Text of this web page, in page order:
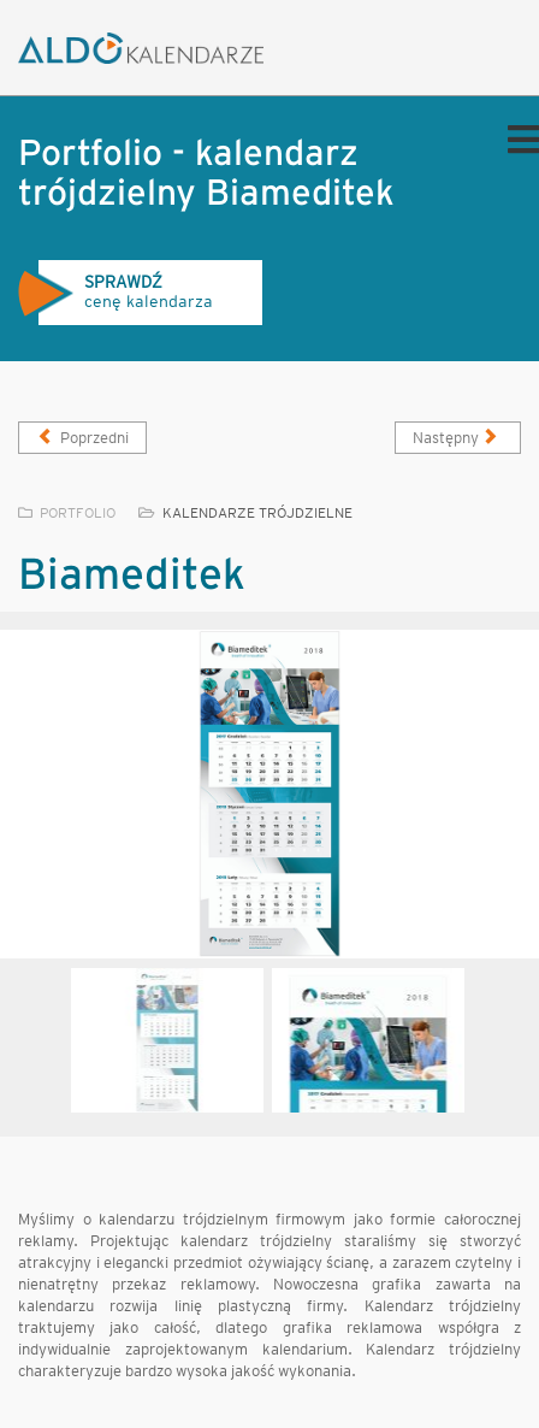
Portfolio - kalendarz
trójdzielny Biameditek
SPRAWDŹ
cenę kalendarza
Poprzedni Następny
PORTFOLIO KALENDARZE TRÓJDZIELNE
Biameditek
Myślimy o kalendarzu trójdzielnym firmowym jako formie całorocznej
reklamy. Projektując kalendarz trójdzielny staraliśmy się stworzyć
atrakcyjny i elegancki przedmiot ożywiający ścianę, a zarazem czytelny i
nienatrętny przekaz reklamowy. Nowoczesna grafika zawarta na
kalendarzu rozwija linię plastyczną firmy. Kalendarz trójdzielny
traktujemy jako całość, dlatego grafika reklamowa współgra z
indywidualnie zaprojektowanym kalendarium. Kalendarz trójdzielny
charakteryzuje bardzo wysoka jakość wykonania.